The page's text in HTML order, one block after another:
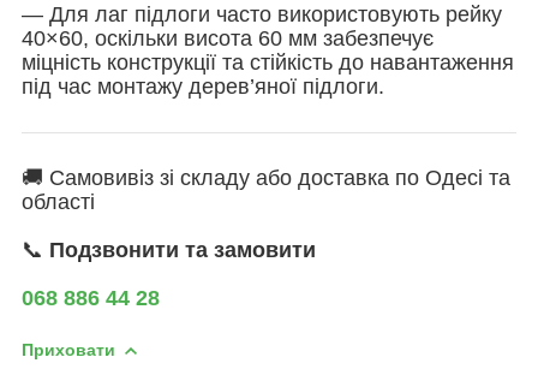
— Для лаг підлоги часто використовують рейку
40×60, оскільки висота 60 мм забезпечує
міцність конструкції та стійкість до навантаження
під час монтажу дерев’яної підлоги.
🚚 Самовивіз зі складу або доставка по Одесі та
області
📞 Подзвонити та замовити
068 886 44 28
Приховати